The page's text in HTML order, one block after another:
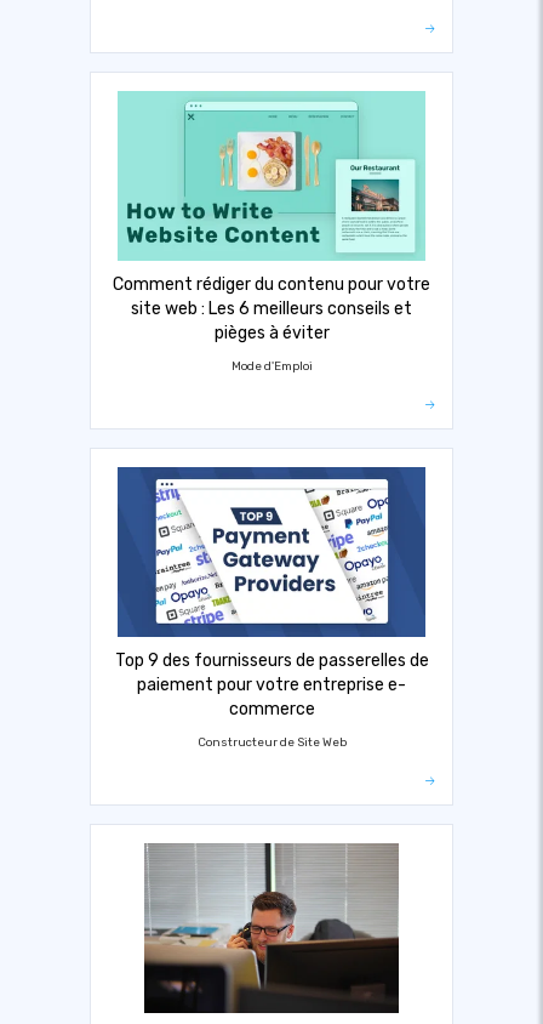
Comment rédiger du contenu pour votre
site web : Les 6 meilleurs conseils et
pièges à éviter
Mode d'Emploi
Top 9 des fournisseurs de passerelles de
paiement pour votre entreprise e-
commerce
Constructeur de Site Web